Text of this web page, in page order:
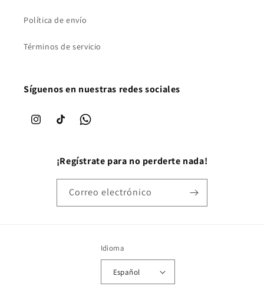
Política de envío
Términos de servicio
Síguenos en nuestras redes sociales
InstagramTikTok WhatsApp
¡Regístrate para no perderte nada!
Correo electrónico
Idioma
Español